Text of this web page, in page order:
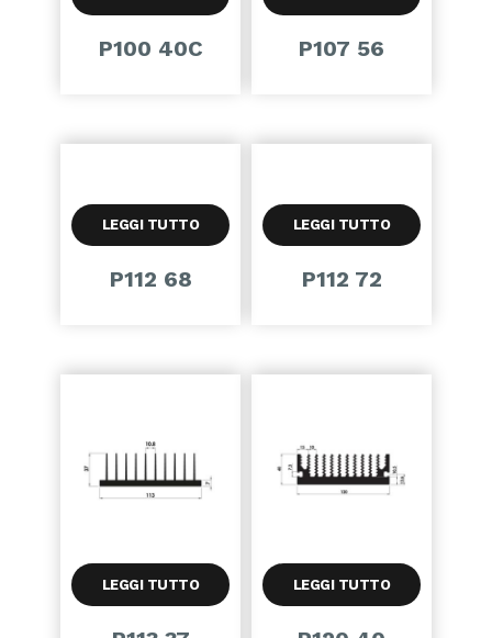
P100 40C P107 56
LEGGI TUTTO
P112 68
LEGGI TUTTO
P112 72
LEGGI TUTTO LEGGI TUTTO